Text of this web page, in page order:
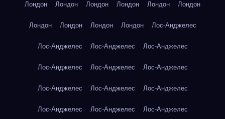
Лондон Лондон Лондон Лондон Лондон Лондон
Лондон Лондон Лондон Лондон Лос-Анджелес
Лос-Анджелес Лос-Анджелес Лос-Анджелес
Лос-Анджелес Лос-Анджелес Лос-Анджелес
Лос-Анджелес Лос-Анджелес Лос-Анджелес
Лос-Анджелес Лос-Анджелес Лос-Анджелес